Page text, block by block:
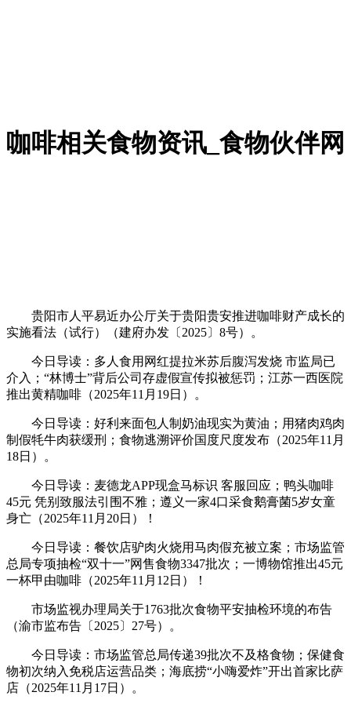
咖啡相关食物资讯_食物伙伴网
贵阳市人平易近办公厅关于贵阳贵安推进咖啡财产成长的
实施看法（试行）（建府办发〔2025〕8号）。
今日导读：多人食用网红提拉米苏后腹泻发烧 市监局已
介入；“林博士”背后公司存虚假宣传拟被惩罚；江苏一西医院
推出黄精咖啡（2025年11月19日）。
今日导读：好利来面包人制奶油现实为黄油；用猪肉鸡肉
制假牦牛肉获缓刑；食物逃溯评价国度尺度发布（2025年11月
18日）。
今日导读：麦德龙APP现盒马标识 客服回应；鸭头咖啡
45元 凭别致服法引围不雅；遵义一家4口采食鹅膏菌5岁女童
身亡（2025年11月20日）！
今日导读：餐饮店驴肉火烧用马肉假充被立案；市场监管
总局专项抽检“双十一”网售食物3347批次；一博物馆推出45元
一杯甲由咖啡（2025年11月12日）！
市场监视办理局关于1763批次食物平安抽检环境的布告
（渝市监布告〔2025〕27号）。
今日导读：市场监管总局传递39批次不及格食物；保健食
物初次纳入免税店运营品类；海底捞“小嗨爱炸”开出首家比萨
店（2025年11月17日）。